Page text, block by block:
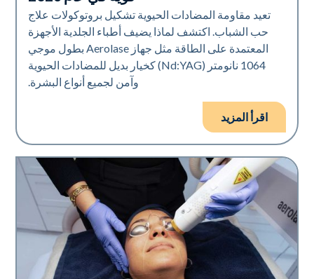
تعيد مقاومة المضادات الحيوية تشكيل بروتوكولات علاج
حب الشباب. اكتشف لماذا يضيف أطباء الجلدية الأجهزة
المعتمدة على الطاقة مثل جهاز Aerolase بطول موجي
1064 نانومتر (Nd:YAG) كخيار بديل للمضادات الحيوية
وآمن لجميع أنواع البشرة.
اقرأ المزيد